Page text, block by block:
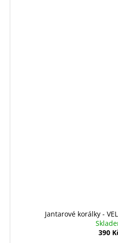
Jantarové korálky -
390